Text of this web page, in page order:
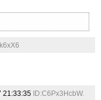
21:33:35 ID:C6Px3HcbW.